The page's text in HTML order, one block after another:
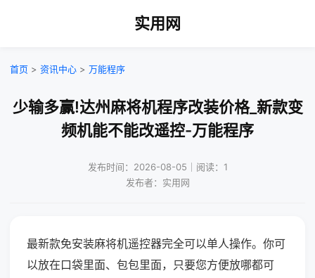
实用网
首页 > 资讯中心 > 万能程序
少输多赢!达州麻将机程序改装价格_新款变
频机能不能改遥控-万能程序
发布时间：2026-08-05｜阅读：1
发布者：实用网
最新款免安装麻将机遥控器完全可以单人操作。你可
以放在口袋里面、包包里面，只要您方便放哪都可